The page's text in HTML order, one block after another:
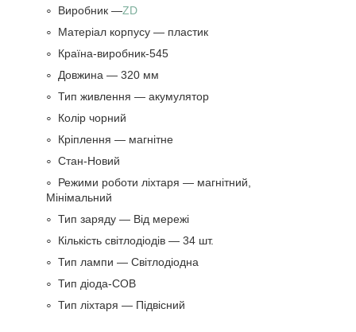
Виробник —ZD
Матеріал корпусу — пластик
Країна-виробник-545
Довжина — 320 мм
Тип живлення — акумулятор
Колір чорний
Кріплення — магнітне
Стан-Новий
Режими роботи ліхтаря — магнітний,
Мінімальний
Тип заряду — Від мережі
Кількість світлодіодів — 34 шт.
Тип лампи — Світлодіодна
Тип діода-COB
Тип ліхтаря — Підвісний